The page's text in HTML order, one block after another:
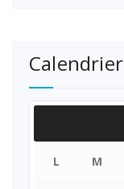
Calendrier
L M